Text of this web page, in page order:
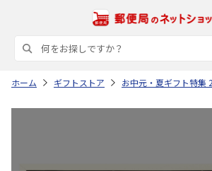
ホーム ギフトストア お中元・夏ギフト特集